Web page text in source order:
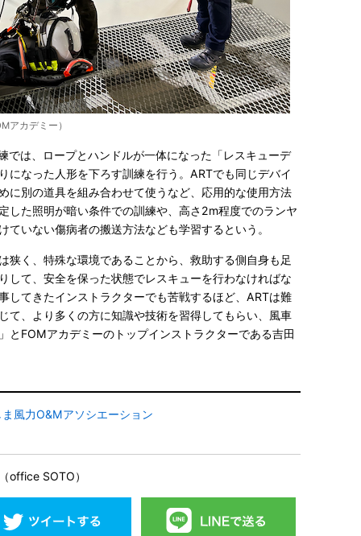
アカデミー）
では、ロープとハンドルが一体になった「レスキューデ
になった人形を下ろす訓練を行う。ARTでも同じデバイ
に別の道具を組み合わせて使うなど、応用的な使用方法
した照明が暗い条件での訓練や、高さ2m程度でのランヤ
ていない傷病者の搬送方法なども学習するという。
狭く、特殊な環境であることから、救助する側自身も足
して、安全を保った状態でレスキューを行わなければな
してきたインストラクターでも苦戦するほど、ARTは難
て、より多くの方に知識や技術を習得してもらい、風車
とFOMアカデミーのトップインストラクターである吉田
風力O&Mアソシエーション
office SOTO）